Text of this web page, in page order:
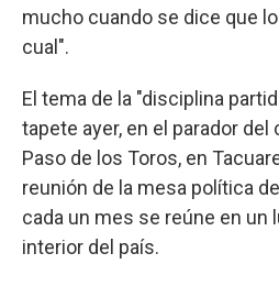
mucho cuando se dice que
cual".
El tema de la "disciplina
tapete ayer, en el parador
Paso de los Toros, en
reunión de la mesa política
cada un mes se reúne en un
interior del país.